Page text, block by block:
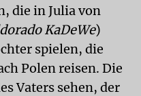
die in Julia von
KaDeWe)
spielen, die
Polen reisen. Die
Vaters sehen, der